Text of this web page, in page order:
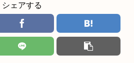
シェアする